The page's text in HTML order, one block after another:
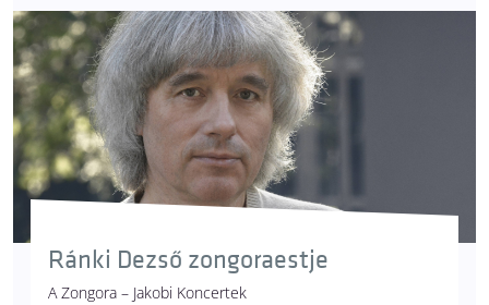
Ránki Dezső zongoraestje
A Zongora – Jakobi Koncertek